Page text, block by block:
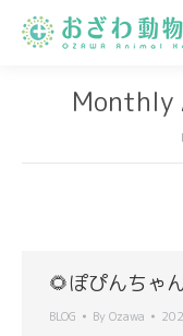
Monthly
🌻ぽぴんちゃ
BLOG By Ozawa